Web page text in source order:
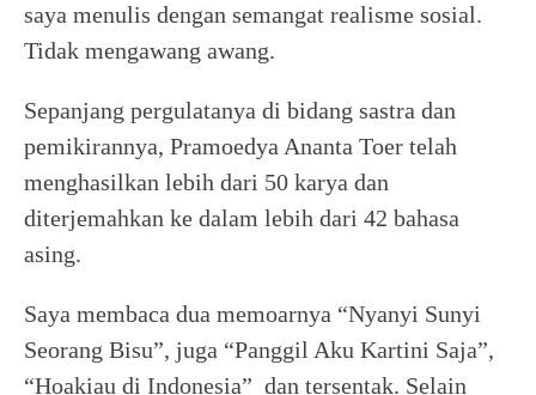
saya menulis dengan semangat realisme sosial.
Tidak mengawang awang.
Sepanjang pergulatanya di bidang sastra dan
pemikirannya, Pramoedya Ananta Toer telah
menghasilkan lebih dari 50 karya dan
diterjemahkan ke dalam lebih dari 42 bahasa
asing.
Saya membaca dua memoarnya “Nyanyi Sunyi
Seorang Bisu”, juga “Panggil Aku Kartini Saja”,
“Hoakiau di Indonesia” dan tersentak. Selain